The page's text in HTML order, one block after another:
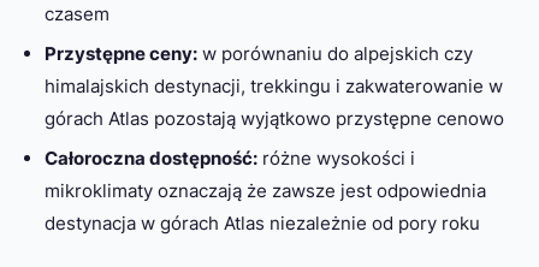
czasem
Przystępne ceny:w porównaniu do alpejskich czy
himalajskich destynacji, trekkingu i zakwaterowanie w
górach Atlas pozostają wyjątkowo przystępne cenowo
Całoroczna dostępność:różne wysokości i
mikroklimaty oznaczają że zawsze jest odpowiednia
destynacja w górach Atlas niezależnie od pory roku